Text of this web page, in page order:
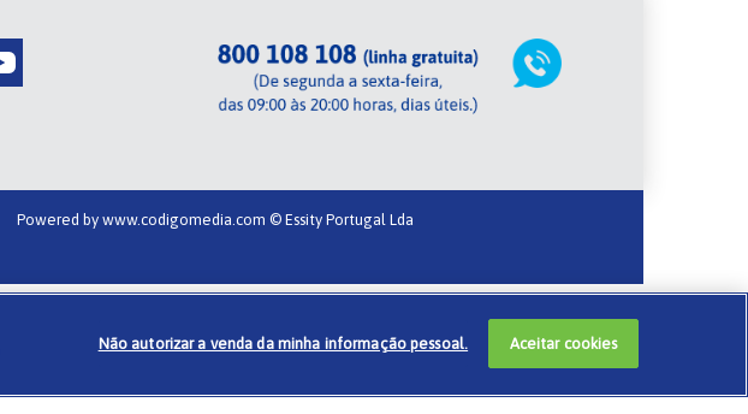
Powered bywww.codigomedia.com© Essity Portugal Lda
Não autorizar a venda da minha informação pessoal. Aceitar cookies